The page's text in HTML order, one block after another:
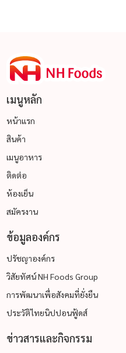
เมนูหลัก
หน้าแรก
สินค้า
เมนูอาหาร
ติดต่อ
ห้องเย็น
สมัครงาน
ข้อมูลองค์กร
ปรัชญาองค์กร
วิสัยทัศน์ NH Foods Group
การพัฒนาเพื่อสังคมที่ยั่งยืน
ประวัติไทยนิปปอนฟู้ดส์
ข่าวสารและกิจกรรม